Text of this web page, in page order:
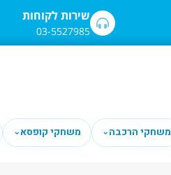
שירות לקוחות
03-5527985
משחקי הרכבה⌄ משחקי קופסא⌄